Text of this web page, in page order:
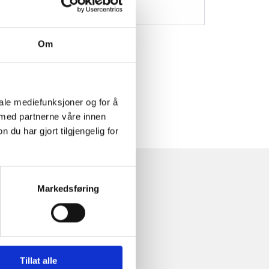
Om
mediefunksjoner og for å
partnerne våre innen
du har gjort tilgjengelig for
Markedsføring
Tillat alle